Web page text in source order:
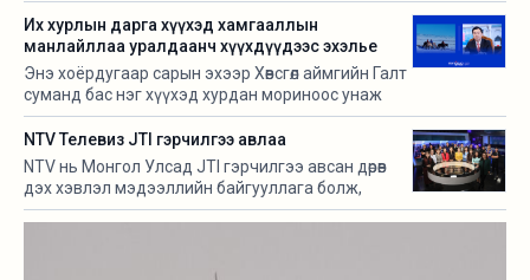
Их хурлын дарга хүүхэд хамгааллын
манлайллаа уралдаанч хүүхдүүдээс эхэлье
Энэ хоёрдугаар сарын эхээр Хөвсгөл аймгийн Галт
суманд бас нэг хүүхэд хурдан мориноос унаж
амь насаа алдсан.
NTV Телевиз JTI гэрчилгээ авлаа
NTV нь Монгол Улсад JTI гэрчилгээ авсан дөрөв
дэх хэвлэл мэдээллийн байгууллага болж,
хамгийн өргөн хэрэглэгддэг мэдээллийн хэрэгсэл